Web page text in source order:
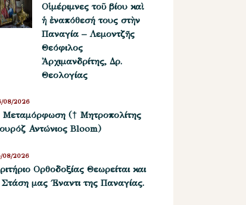
Οἱ μέριμνες τοῦ βίου καὶ
ἡ ἐναπόθεσή τους στὴν
Παναγία – Λεμοντζῆς
Θεόφιλος
Ἀρχιμανδρίτης, Δρ.
Θεολογίας
(† Μητροπολίτης
Αντώνιος Bloom)
08/2026
Oρθοδοξίας Θεωρείται και
μας ΄Εναντι της Παναγίας.
08/2026